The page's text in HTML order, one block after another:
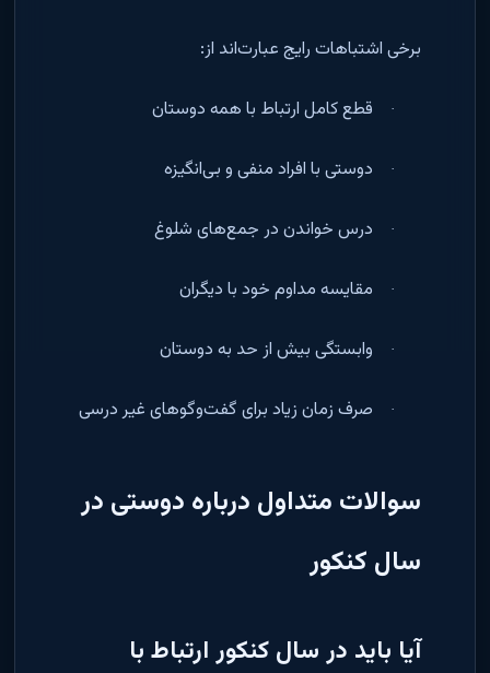
برخی اشتباهات رایج عبارت‌اند از:
· قطع کامل ارتباط با همه دوستان
· دوستی با افراد منفی و بی‌انگیزه
· درس خواندن در جمع‌های شلوغ
· مقایسه مداوم خود با دیگران
· وابستگی بیش از حد به دوستان
· صرف زمان زیاد برای گفت‌وگوهای غیر درسی
سوالات متداول درباره دوستی در
سال کنکور
آیا باید در سال کنکور ارتباط با